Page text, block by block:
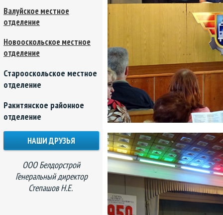
Валуйское местное
отделение
Новооскольское местное
отделение
Старооскольское местное
отделение
Ракитянское районное
отделение
НАШИ ДРУЗЬЯ
ООО Белдорстрой
Генеральный директор
Степашов Н.Е.